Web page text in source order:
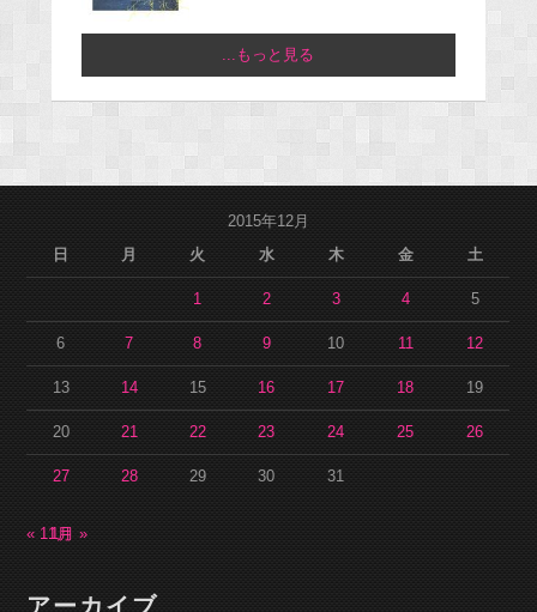
...もっと見る
2015年12月
日
月 火 水 木 金 土
1 2 3 4 5
6 7 8 9 10 11 12
13 14 15 16 17 18 19
20 21 22 23 24 25 26
27 28 29 30 31
« 11月1月 »
アーカイブ